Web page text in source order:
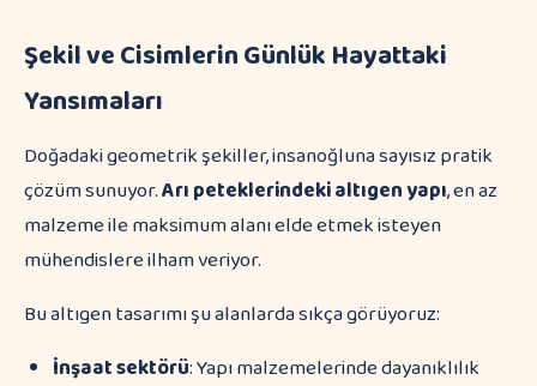
Şekil ve Cisimlerin Günlük Hayattaki
Yansımaları
Doğadaki geometrik şekiller, insanoğluna sayısız pratik
çözüm sunuyor.Arı peteklerindeki altıgen yapı, en az
malzeme ile maksimum alanı elde etmek isteyen
mühendislere ilham veriyor.
Bu altıgen tasarımı şu alanlarda sıkça görüyoruz:
İnşaat sektörü: Yapı malzemelerinde dayanıklılık